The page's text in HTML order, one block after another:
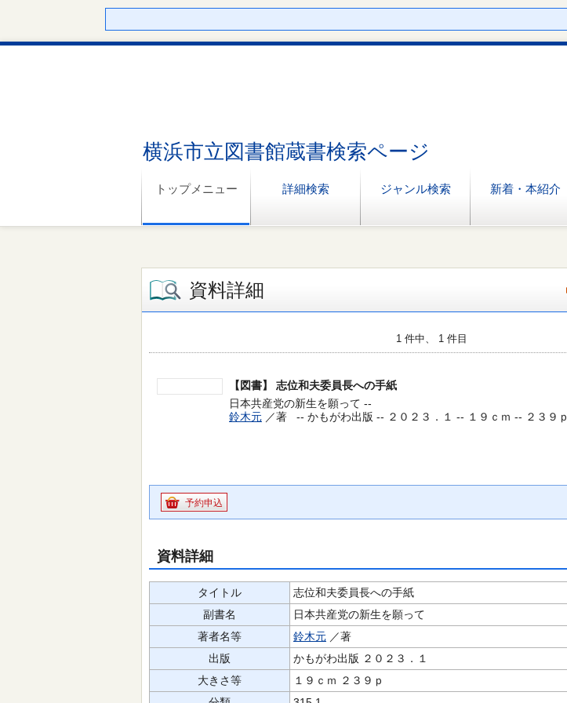
横浜市立図書館蔵書検索ページ
トップメニュー 詳細検索 ジャンル検索 新着・本紹介
資料詳細
1 件中、 1 件目
【図書】
志位和夫委員長への手紙
日本共産党の新生を願って --
鈴木元 ／著 -- かもがわ出版 -- ２０２３．１ -- １９ｃｍ -- ２３９ｐ
予約申込
資料詳細
タイトル
志位和夫委員長への手紙
副書名
日本共産党の新生を願って
著者名等
鈴木元 ／著
出版
かもがわ出版 ２０２３．１
大きさ等
１９ｃｍ ２３９ｐ